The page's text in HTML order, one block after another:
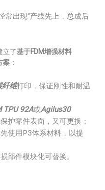
常出现“产线先上，总成后
立了基于FDM增强材料
案 ：
纤维打印，保证刚性和耐温
TPU 92A或Agilus30
护零件表面，又可更换；
使用P3体系材料，以提
部件模块化可替换。